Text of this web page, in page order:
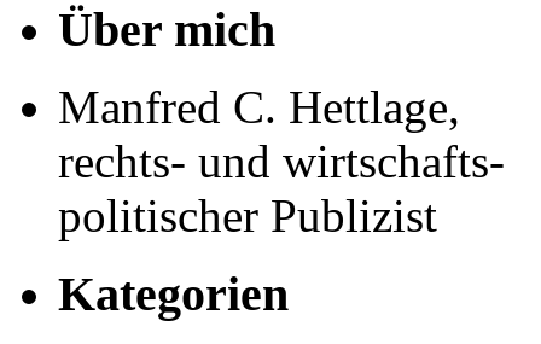
Über mich
Manfred C. Hettlage,
rechts- und wirtschafts-
politischer Publizist
Kategorien